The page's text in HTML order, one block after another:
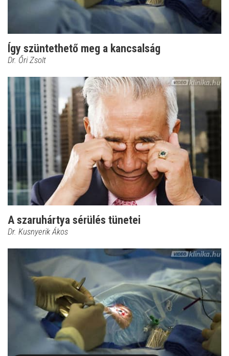
Így szüntethető meg a kancsalság
Dr. Őri Zsolt
A szaruhártya sérülés tünetei
Dr. Kusnyerik Ákos